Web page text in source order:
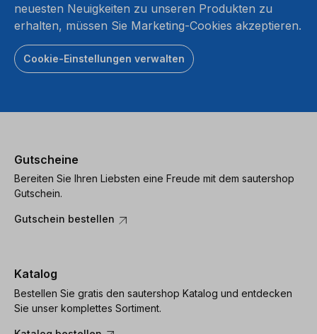
neuesten Neuigkeiten zu unseren Produkten zu
erhalten, müssen Sie Marketing-Cookies akzeptieren.
Cookie-Einstellungen verwalten
Gutscheine
Bereiten Sie Ihren Liebsten eine Freude mit dem sautershop
Gutschein.
Gutschein bestellen
Katalog
Bestellen Sie gratis den sautershop Katalog und entdecken
Sie unser komplettes Sortiment.